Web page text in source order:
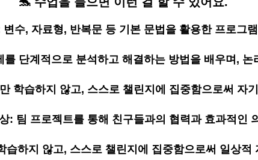
수, 자료형, 반복문 등 기본 문법을 활용한 프로그
단계적으로 분석하고 해결하는 방법을 배우며,
학습하지 않고, 스스로 챌린지에 집중함으로써 자
: 팀 프로젝트를 통해 친구들과의 협력과 효과적인
하지 않고, 스스로 챌린지에 집중함으로써 일상적